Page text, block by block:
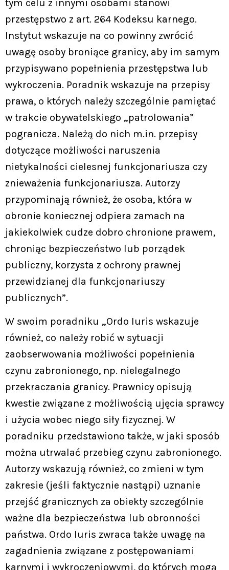
tym celu z innymi osobami stanowi
przestępstwo z art. 264 Kodeksu karnego.
Instytut wskazuje na co powinny zwrócić
uwagę osoby broniące granicy, aby im samym
przypisywano popełnienia przestępstwa lub
wykroczenia. Poradnik wskazuje na przepisy
prawa, o których należy szczególnie pamiętać
w trakcie obywatelskiego „patrolowania”
pogranicza. Należą do nich m.in. przepisy
dotyczące możliwości naruszenia
nietykalności cielesnej funkcjonariusza czy
znieważenia funkcjonariusza. Autorzy
przypominają również, że osoba, która w
obronie koniecznej odpiera zamach na
jakiekolwiek cudze dobro chronione prawem,
chroniąc bezpieczeństwo lub porządek
publiczny, korzysta z ochrony prawnej
przewidzianej dla funkcjonariuszy
publicznych”.
W swoim poradniku „Ordo Iuris wskazuje
również, co należy robić w sytuacji
zaobserwowania możliwości popełnienia
czynu zabronionego, np. nielegalnego
przekraczania granicy. Prawnicy opisują
kwestie związane z możliwością ujęcia sprawcy
i użycia wobec niego siły fizycznej. W
poradniku przedstawiono także, w jaki sposób
można utrwalać przebieg czynu zabronionego.
Autorzy wskazują również, co zmieni w tym
zakresie (jeśli faktycznie nastąpi) uznanie
przejść granicznych za obiekty szczególnie
ważne dla bezpieczeństwa lub obronności
państwa. Ordo Iuris zwraca także uwagę na
zagadnienia związane z postępowaniami
karnymi i wykroczeniowymi, do których mogą